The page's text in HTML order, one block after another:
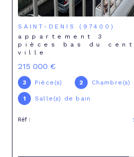
SAINT-DENIS (97400)
appartement 3
pièces bas du
ville
215 000 €
3 Pièce(s) 2 Chambre(s)
1 Salle(s) de bain
Réf :